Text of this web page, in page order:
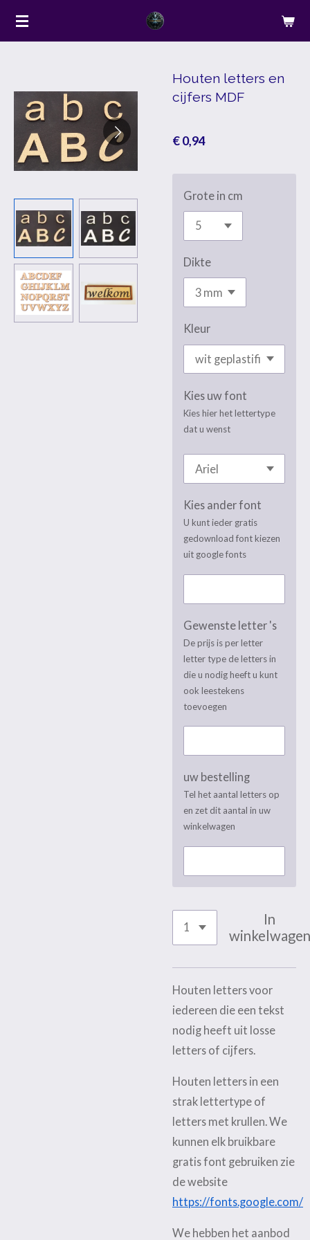
Ga
hoofdinhoud
Houten letters en
cijfers MDF
€ 0,94
Grote in cm
Dikte
Kleur
Kies uw font
Kies hier het lettertype
dat u wenst
Kies ander font
U kunt ieder gratis
gedownload font kiezen
uit google fonts
Gewenste letter 's
De prijs is per letter
letter type de letters in
die u nodig heeft u kunt
ook leestekens
toevoegen
uw bestelling
Tel het aantal letters op
en zet dit aantal in uw
winkelwagen
In
winkelwagen
Houten letters voor
iedereen die een tekst
nodig heeft uit losse
letters of cijfers.
Houten letters in een
strak lettertype of
letters met krullen. We
kunnen elk bruikbare
gratis font gebruiken zie
de website
https://fonts.google.com/
We hebben het aanbod